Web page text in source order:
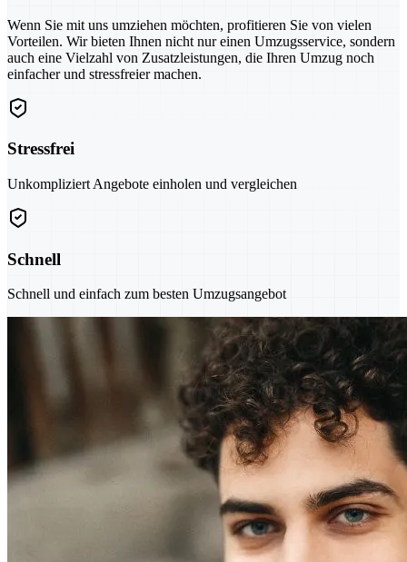
Wenn Sie mit uns umziehen möchten, profitieren Sie von vielen
Vorteilen. Wir bieten Ihnen nicht nur einen Umzugsservice, sondern
auch eine Vielzahl von Zusatzleistungen, die Ihren Umzug noch
einfacher und stressfreier machen.
Stressfrei
Unkompliziert Angebote einholen und vergleichen
Schnell
Schnell und einfach zum besten Umzugsangebot